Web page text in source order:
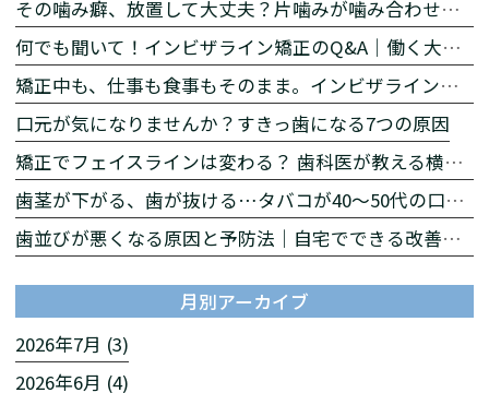
その噛み癖、放置して大丈夫？片噛みが噛み合わせに与える影響とは
何でも聞いて！インビザライン矯正のQ&A｜働く大人の矯正相談【後編】
矯正中も、仕事も食事もそのまま。インビザラインが働く大人に選ばれる理由【前編】
口元が気になりませんか？すきっ歯になる7つの原因
矯正でフェイスラインは変わる？ 歯科医が教える横顔への影響
歯茎が下がる、歯が抜ける…タバコが40〜50代の口を急速に老化させる理由
歯並びが悪くなる原因と予防法｜自宅でできる改善習慣を解説
月別アーカイブ
2026年7月 (3)
2026年6月 (4)